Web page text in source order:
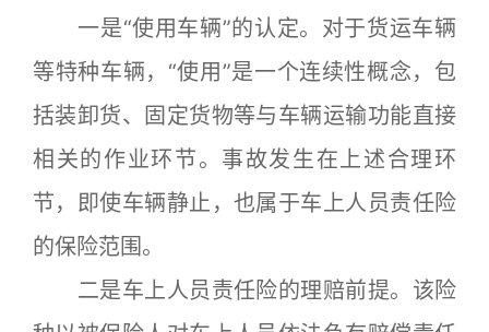
一是“使用车辆”的认定。对于货运车辆
等特种车辆，“使用”是一个连续性概念，包
括装卸货、固定货物等与车辆运输功能直接
相关的作业环节。事故发生在上述合理环
节，即使车辆静止，也属于车上人员责任险
的保险范围。
二是车上人员责任险的理赔前提。该险